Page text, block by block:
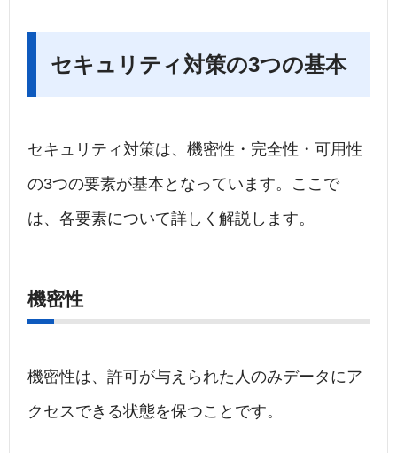
セキュリティ対策の3つの基本
セキュリティ対策は、機密性・完全性・可用性
の3つの要素が基本となっています。ここで
は、各要素について詳しく解説します。
機密性
機密性は、許可が与えられた人のみデータにア
クセスできる状態を保つことです。